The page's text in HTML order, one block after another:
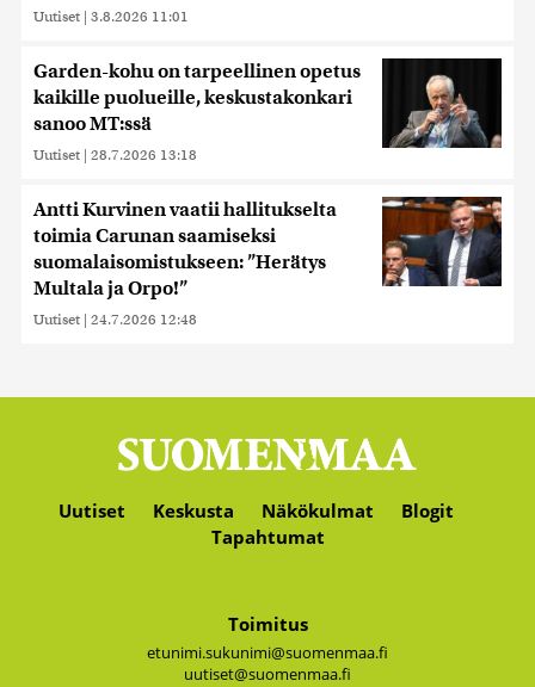
Uutiset | 3.8.2026 11:01
Garden-kohu on tarpeellinen opetus
kaikille puolueille, keskustakonkari
sanoo MT:ssä
Uutiset | 28.7.2026 13:18
Antti Kurvinen vaatii hallitukselta
toimia Carunan saamiseksi
suomalaisomistukseen: ”Herätys
Multala ja Orpo!”
Uutiset | 24.7.2026 12:48
Uutiset Keskusta Näkökulmat
Blogit
Tapahtumat
Toimitus
etunimi.sukunimi@suomenmaa.fi
uutiset@suomenmaa.fi